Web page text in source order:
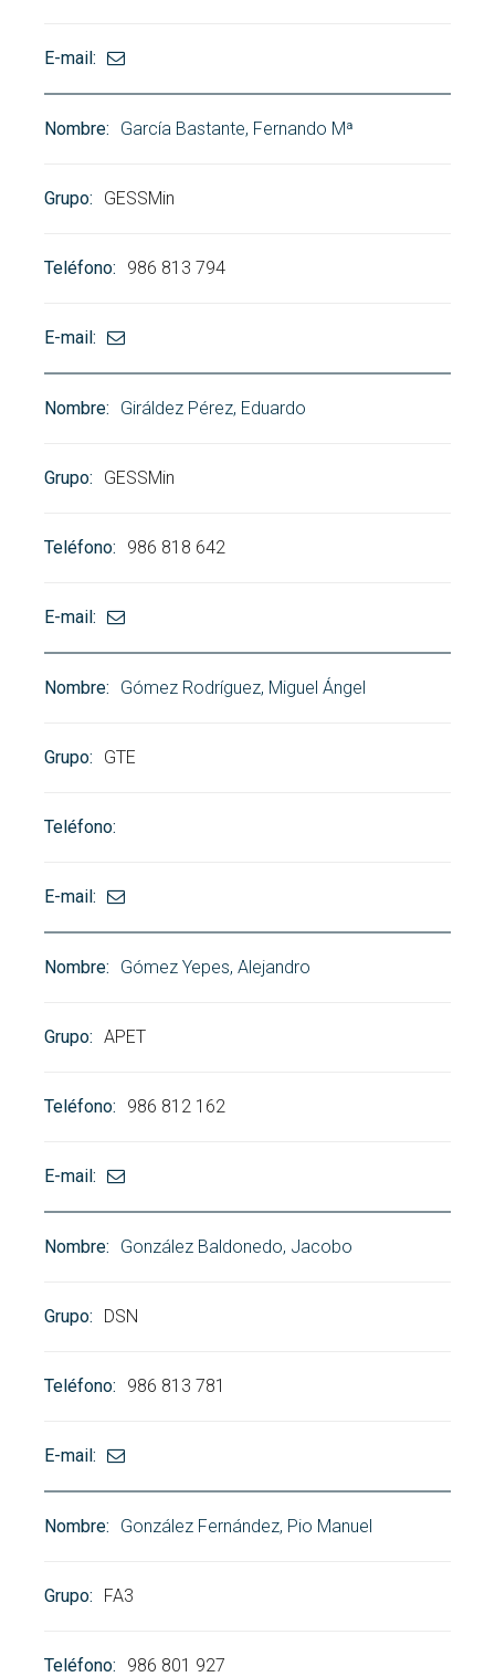
García Bastante, Fernando Mª
GESSMin
986 813 794
Giráldez Pérez, Eduardo
GESSMin
986 818 642
Gómez Rodríguez, Miguel Ángel
GTE
Gómez Yepes, Alejandro
APET
986 812 162
González Baldonedo, Jacobo
DSN
986 813 781
González Fernández, Pio Manuel
FA3
986 801 927